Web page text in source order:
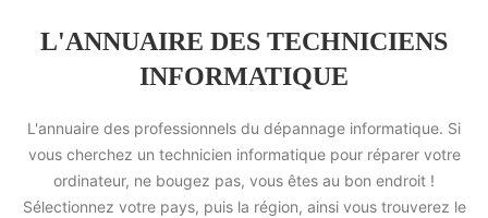
Lieu
L'ANNUAIRE DES TECHNICIENS
INFORMATIQUE
L'annuaire des professionnels du dépannage informatique. Si
vous cherchez un technicien informatique pour réparer votre
ordinateur, ne bougez pas, vous êtes au bon endroit !
Sélectionnez votre pays, puis la région, ainsi vous trouverez le